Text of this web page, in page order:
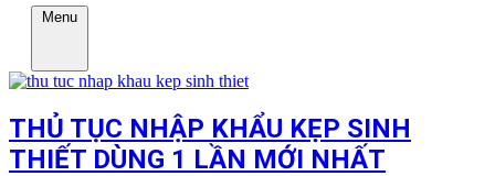
Menu
THỦ TỤC NHẬP KHẨU KẸP SINH
THIẾT DÙNG 1 LẦN MỚI NHẤT